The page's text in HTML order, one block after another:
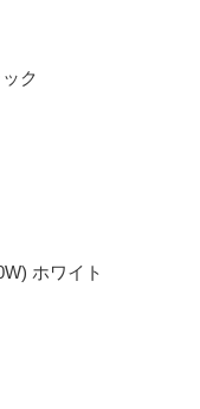
ク
ホワイト